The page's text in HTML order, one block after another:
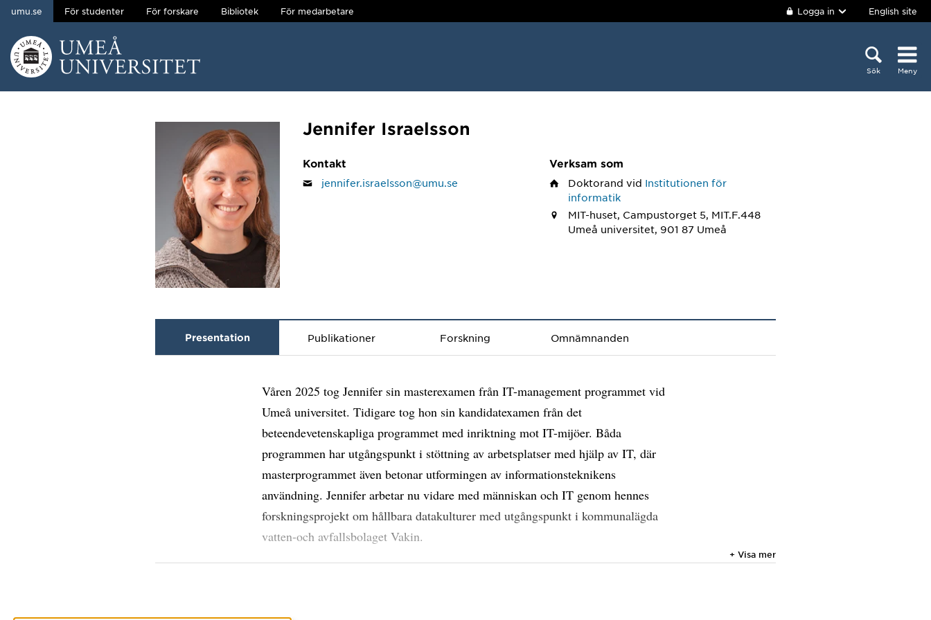
Hoppa direkt till innehållet
umu.se För studenter För forskare Bibliotek För medarbetare Logga in English site
Sök Meny
Jennifer Israelsson
Kontakt
jennifer.israelsson@umu.se
Verksam som
Doktorand vid Institutionen för
informatik
MIT-huset, Campustorget 5, MIT.F.448
Umeå universitet, 901 87 Umeå
Presentation Publikationer Forskning Omnämnanden
Våren 2025 tog Jennifer sin masterexamen från IT-management programmet vid
Umeå universitet. Tidigare tog hon sin kandidatexamen från det
beteendevetenskapliga programmet med inriktning mot IT-mijöer. Båda
programmen har utgångspunkt i stöttning av arbetsplatser med hjälp av IT, där
masterprogrammet även betonar utformingen av informationsteknikens
användning. Jennifer arbetar nu vidare med människan och IT genom hennes
forskningsprojekt om hållbara datakulturer med utgångspunkt i kommunalägda
vatten-och avfallsbolaget Vakin.
+ Visa mer